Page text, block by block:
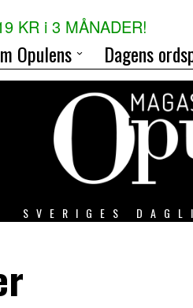
KR i 3 MÅNADER!
Opulens Dagens
SVERIGES